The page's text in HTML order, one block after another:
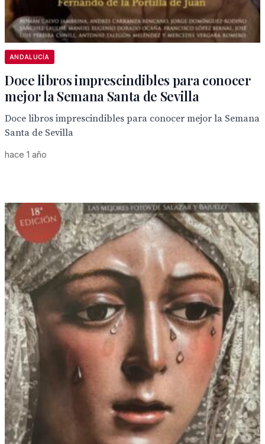
ANDALUCÍA
Doce libros imprescindibles para conocer
mejor la Semana Santa de Sevilla
Doce libros imprescindibles para conocer mejor la Semana
Santa de Sevilla
hace 1 año